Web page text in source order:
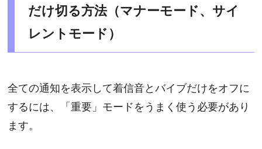
だけ切る方法（マナーモード、サイ
レントモード）
全ての通知を表示して着信音とバイブだけをオフに
するには、「重要」モードをうまく使う必要があり
ます。